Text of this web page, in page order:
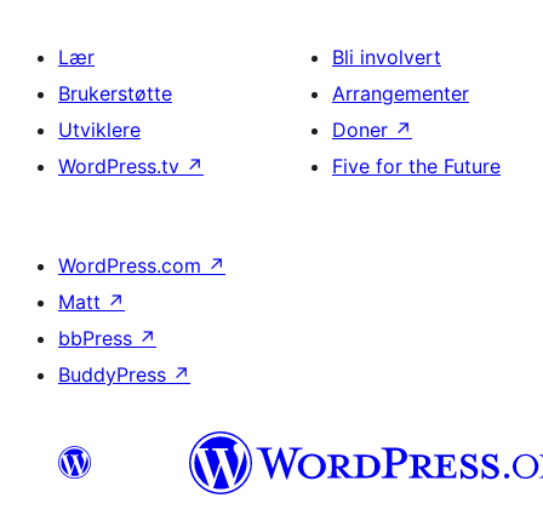
Lær
Brukerstøtte
Utviklere
WordPress.tv ↗
Bli involvert
Arrangementer
Doner ↗
Five for the Future
WordPress.com ↗
Matt ↗
bbPress ↗
BuddyPress ↗